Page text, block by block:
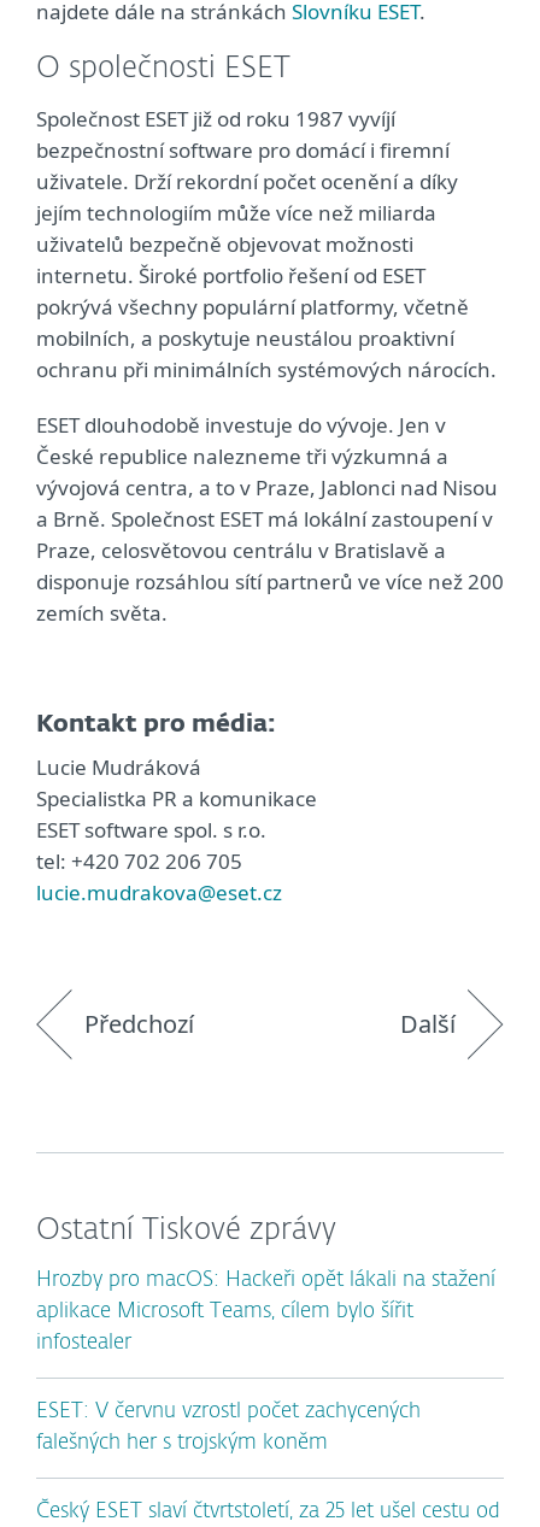
najdete dále na stránkách Slovníku ESET.
O společnosti ESET
Společnost ESET již od roku 1987 vyvíjí
bezpečnostní software pro domácí i firemní
uživatele. Drží rekordní počet ocenění a díky
jejím technologiím může více než miliarda
uživatelů bezpečně objevovat možnosti
internetu. Široké portfolio řešení od ESET
pokrývá všechny populární platformy, včetně
mobilních, a poskytuje neustálou proaktivní
ochranu při minimálních systémových nárocích.
ESET dlouhodobě investuje do vývoje. Jen v
České republice nalezneme tři výzkumná a
vývojová centra, a to v Praze, Jablonci nad Nisou
a Brně. Společnost ESET má lokální zastoupení v
Praze, celosvětovou centrálu v Bratislavě a
disponuje rozsáhlou sítí partnerů ve více než 200
zemích světa.
Kontakt pro média:
Lucie Mudráková
Specialistka PR a komunikace
ESET software spol. s r.o.
tel: +420 702 206 705
lucie.mudrakova@eset.cz
Předchozí Další
Ostatní Tiskové zprávy
Hrozby pro macOS: Hackeři opět lákali na stažení
aplikace Microsoft Teams, cílem bylo šířit
infostealer
ESET: V červnu vzrostl počet zachycených
falešných her s trojským koněm
Český ESET slaví čtvrtstoletí, za 25 let ušel cestu od